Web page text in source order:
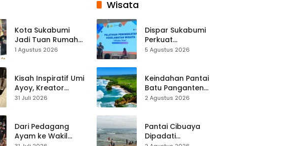
Kota Sukabumi
Jadi Tuan Rumah
Kontes Batu Akik
1 Agustus 2026
Kisah Inspiratif Umi
Ayoy, Kreator
TikTok Asal
Live Streaming
31 Juli 2026
Dari Pedagang
Ayam ke Wakil
Wisata
Dispar Sukabumi
Perkuat
Keselamatan
Mitigasi hingga
Teknik Evakuasi
5 Agustus 2026
Keindahan Pantai
Batu Panganten
Mulai Dilirik
2 Agustus 2026
Pantai Cibuaya
Dipadati